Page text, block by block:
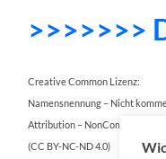
>>>>>>>
Creative Common Lizenz:
Namensnennung – Nicht
Attribution – NonCommercial –
(CC BY-NC-ND 4.0)